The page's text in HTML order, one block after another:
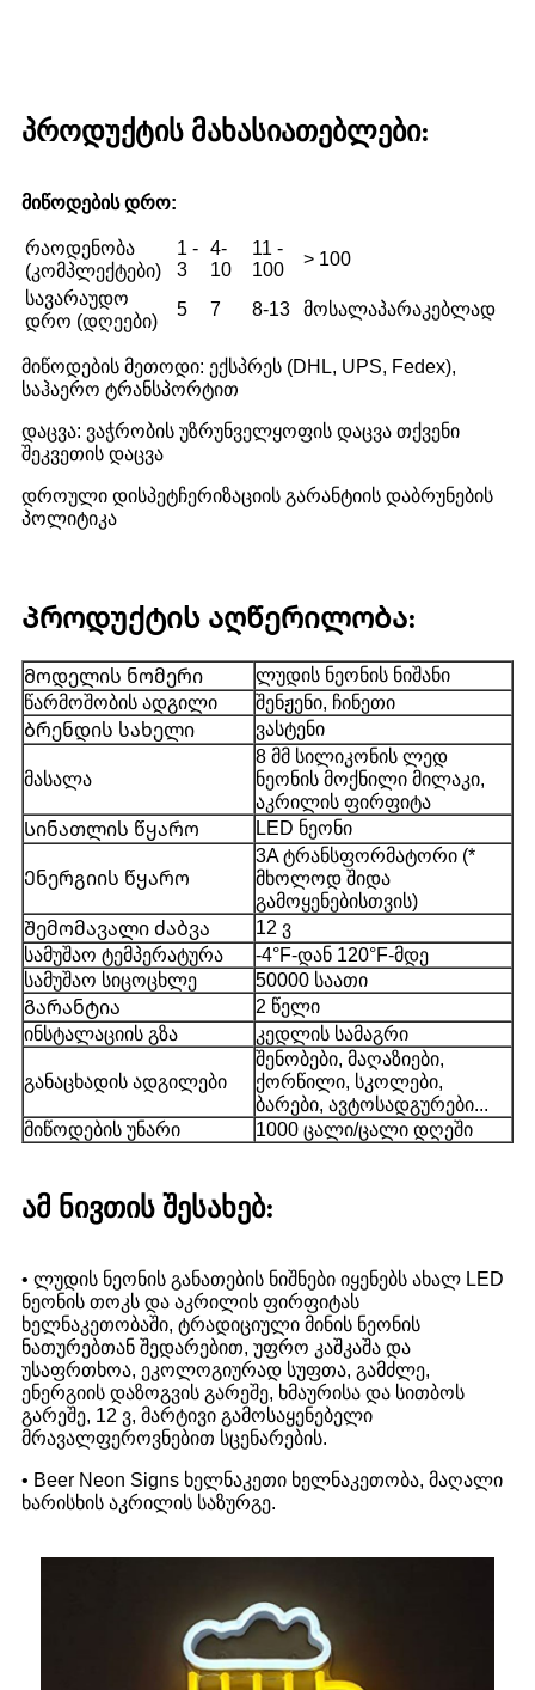
პროდუქტის მახასიათებლები:
მიწოდების დრო:
რაოდენობა
(კომპლექტები)
1 -
3
4-
10
11 -
100
> 100
სავარაუდო
დრო (დღეები)
5 7 8-13 მოსალაპარაკებლად
მიწოდების მეთოდი: ექსპრეს (DHL, UPS, Fedex),
საჰაერო ტრანსპორტით
დაცვა: ვაჭრობის უზრუნველყოფის დაცვა თქვენი
შეკვეთის დაცვა
დროული დისპეტჩერიზაციის გარანტიის დაბრუნების
პოლიტიკა
Პროდუქტის აღწერილობა:
Მოდელის ნომერი
ლუდის ნეონის ნიშანი
წარმოშობის ადგილი
შენჟენი, ჩინეთი
Ბრენდის სახელი
ვასტენი
მასალა
8 მმ სილიკონის ლედ
ნეონის მოქნილი მილაკი,
აკრილის ფირფიტა
Სინათლის წყარო
LED ნეონი
Ენერგიის წყარო
3A ტრანსფორმატორი (*
მხოლოდ შიდა
გამოყენებისთვის)
Შემომავალი ძაბვა
12 ვ
სამუშაო ტემპერატურა
-4°F-დან 120°F-მდე
სამუშაო სიცოცხლე
50000 საათი
Გარანტია
2 წელი
ინსტალაციის გზა
კედლის სამაგრი
განაცხადის ადგილები
შენობები, მაღაზიები,
ქორწილი, სკოლები,
ბარები, ავტოსადგურები...
მიწოდების უნარი
1000 ცალი/ცალი დღეში
ამ ნივთის შესახებ:
• ლუდის ნეონის განათების ნიშნები იყენებს ახალ LED
ნეონის თოკს და აკრილის ფირფიტას
ხელნაკეთობაში, ტრადიციული მინის ნეონის
ნათურებთან შედარებით, უფრო კაშკაშა და
უსაფრთხოა, ეკოლოგიურად სუფთა, გამძლე,
ენერგიის დაზოგვის გარეშე, ხმაურისა და სითბოს
გარეშე, 12 ვ, მარტივი გამოსაყენებელი
მრავალფეროვნებით სცენარების.
• Beer Neon Signs ხელნაკეთი ხელნაკეთობა, მაღალი
ხარისხის აკრილის საზურგე.